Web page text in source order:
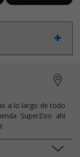
a lo largo de todo
SuperZoo ahí